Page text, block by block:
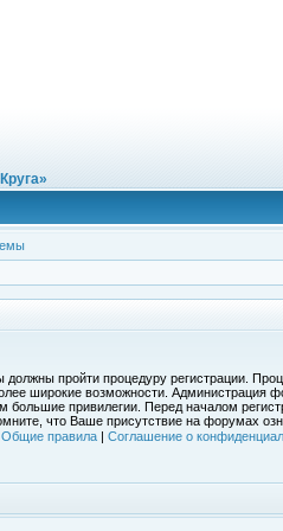
пройти процедуру регистрации.
широкие возможности. Администрация
большие привилегии. Перед началом
что Ваше присутствие на форумах
Общие правила| Соглашение о